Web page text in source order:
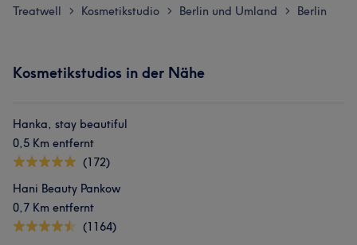
Treatwell > Kosmetikstudio > Berlin und Umland > Berlin
Kosmetikstudios in der Nähe
Hanka, stay beautiful
0,5 Km entfernt
(172)
Hani Beauty Pankow
0,7 Km entfernt
(1164)